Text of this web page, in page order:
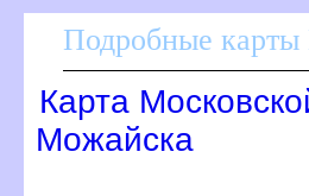
Подробные карты
Карта
Можайска